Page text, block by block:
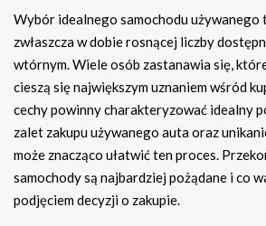
Wybór idealnego samochodu używanego
zwłaszcza w dobie rosnącej liczby
wtórnym. Wiele osób zastanawia się,
cieszą się największym uznaniem wśród
cechy powinny charakteryzować idealny
zalet zakupu używanego auta oraz
może znacząco ułatwić ten proces.
samochody są najbardziej pożądane i co
podjęciem decyzji o zakupie.